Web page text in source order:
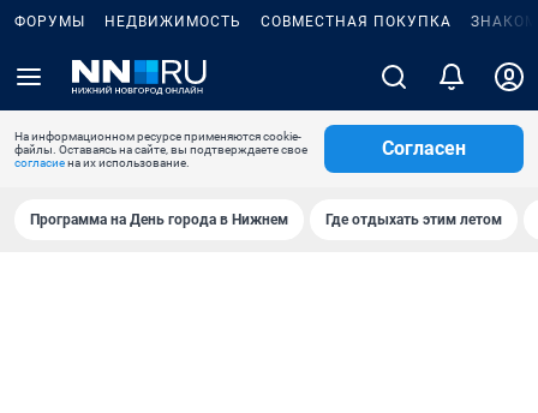
ФОРУМЫ НЕДВИЖИМОСТЬ СОВМЕСТНАЯ ПОКУПКА
На информационном ресурсе применяются cookie-
файлы. Оставаясь на сайте, вы подтверждаете свое
согласиена их использование.
Согласен
Программа на День города в Нижнем Где отдыхать этим летом